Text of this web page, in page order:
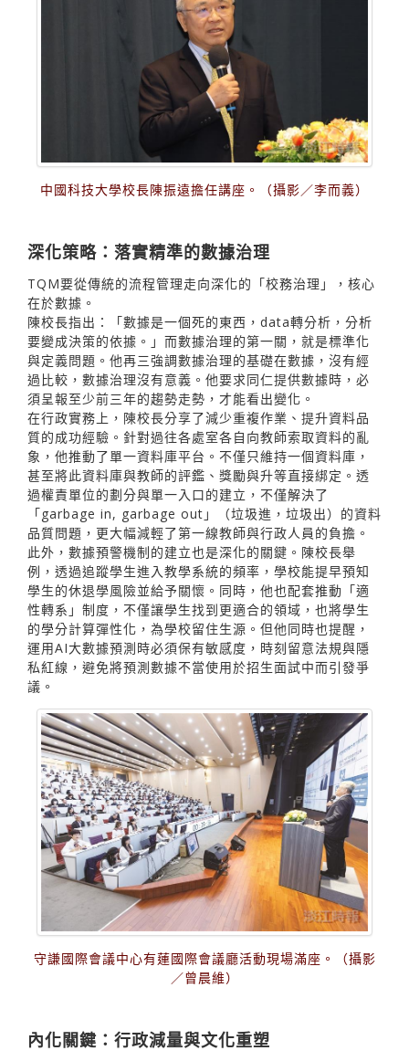
中國科技大學校長陳振遠擔任講座。（攝影／李而義）
深化策略：落實精準的數據治理
TQM要從傳統的流程管理走向深化的「校務治理」，核心
在於數據。
陳校長指出：「數據是一個死的東西，data轉分析，分析
要變成決策的依據。」而數據治理的第一關，就是標準化
與定義問題。他再三強調數據治理的基礎在數據，沒有經
過比較，數據治理沒有意義。他要求同仁提供數據時，必
須呈報至少前三年的趨勢走勢，才能看出變化。
在行政實務上，陳校長分享了減少重複作業、提升資料品
質的成功經驗。針對過往各處室各自向教師索取資料的亂
象，他推動了單一資料庫平台。不僅只維持一個資料庫，
甚至將此資料庫與教師的評鑑、獎勵與升等直接綁定。透
過權責單位的劃分與單一入口的建立，不僅解決了
「garbage in, garbage out」（垃圾進，垃圾出）的資料
品質問題，更大幅減輕了第一線教師與行政人員的負擔。
此外，數據預警機制的建立也是深化的關鍵。陳校長舉
例，透過追蹤學生進入教學系統的頻率，學校能提早預知
學生的休退學風險並給予關懷。同時，他也配套推動「適
性轉系」制度，不僅讓學生找到更適合的領域，也將學生
的學分計算彈性化，為學校留住生源。但他同時也提醒，
運用AI大數據預測時必須保有敏感度，時刻留意法規與隱
私紅線，避免將預測數據不當使用於招生面試中而引發爭
議。
守謙國際會議中心有蓮國際會議廳活動現場滿座。（攝影
／曾晨維）
內化關鍵：行政減量與文化重塑